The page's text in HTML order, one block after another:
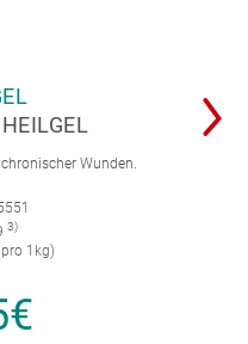
Wunden.
3)
1kg)